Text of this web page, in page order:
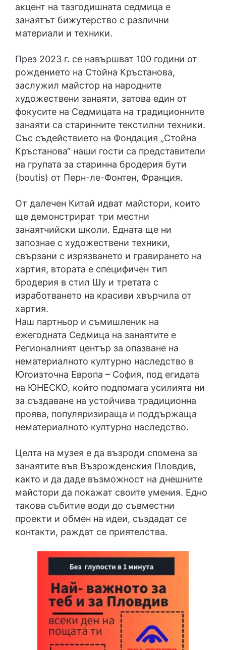
акцент на тазгодишната седмица е
занаятът бижутерство с различни
материали и техники.
През 2023 г. се навършват 100 години от
рождението на Стойна Кръстанова,
заслужил майстор на народните
художествени занаяти, затова един от
фокусите на Седмицата на традиционните
занаяти са старинните текстилни техники.
Със съдействието на Фондация „Стойна
Кръстанова“ наши гости са представители
на групата за старинна бродерия бути
(boutis) от Перн-ле-Фонтен, Франция.
От далечен Китай идват майстори, които
ще демонстрират три местни
занаятчийски школи. Едната ще ни
запознае с художествени техники,
свързани с изрязването и гравирането на
хартия, втората е специфичен тип
бродерия в стил Шу и третата с
изработването на красиви хвърчила от
хартия.
Наш партньор и съмишленик на
ежегодната Седмица на занаятите е
Регионалният център за опазване на
нематериалното културно наследство в
Югоизточна Европа – София, под егидата
на ЮНЕСКО, който подпомага усилията ни
за създаване на устойчива традиционна
проява, популяризираща и поддържаща
нематериалното културно наследство.
Целта на музея е да възроди спомена за
занаятите във Възрожденския Пловдив,
както и да даде възможност на днешните
майстори да покажат своите умения. Едно
такова събитие води до съвместни
проекти и обмен на идеи, създадат се
контакти, раждат се приятелства.